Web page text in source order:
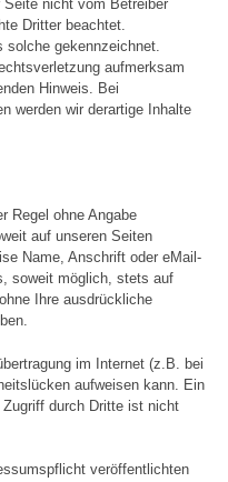
nicht vom Betreiber
Dritter beachtet.
solche gekennzeichnet.
aufmerksam
Hinweis. Bei
werden wir derartige Inhalte
Regel ohne Angabe
auf unseren Seiten
Name, Anschrift oder eMail-
soweit möglich, stets auf
Ihre ausdrückliche
im Internet (z.B. bei
aufweisen kann. Ein
durch Dritte ist nicht
veröffentlichten